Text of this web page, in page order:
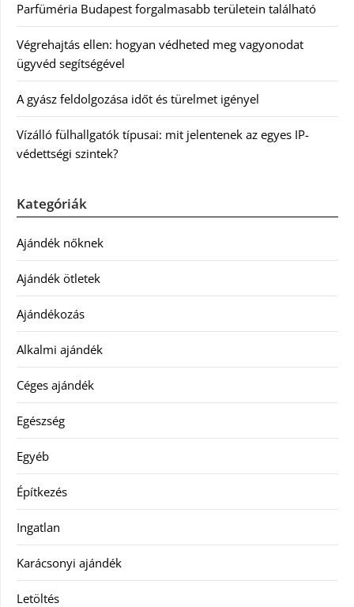
Parfüméria Budapest forgalmasabb területein található
Végrehajtás ellen: hogyan védheted meg vagyonodat
ügyvéd segítségével
A gyász feldolgozása időt és türelmet igényel
Vízálló fülhallgatók típusai: mit jelentenek az egyes IP-
védettségi szintek?
Kategóriák
Ajándék nőknek
Ajándék ötletek
Ajándékozás
Alkalmi ajándék
Céges ajándék
Egészség
Egyéb
Építkezés
Ingatlan
Karácsonyi ajándék
Letöltés